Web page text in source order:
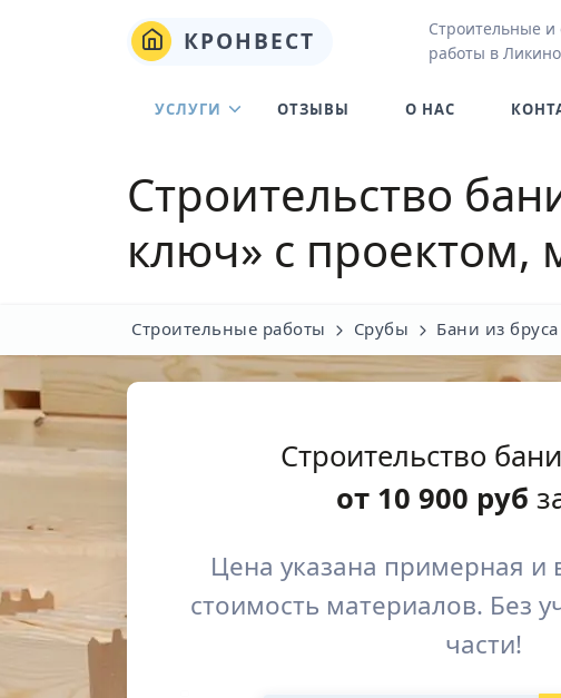
КРОНВЕСТ
Строительные
работы в
УСЛУГИ ОТЗЫВЫ О НАС
Строительство
ключ» с проектом,
Строительные работы Срубы Бани из бруса
Строительство
от 10 900 руб
Цена указана примерная и
стоимость материалов. Без
части!